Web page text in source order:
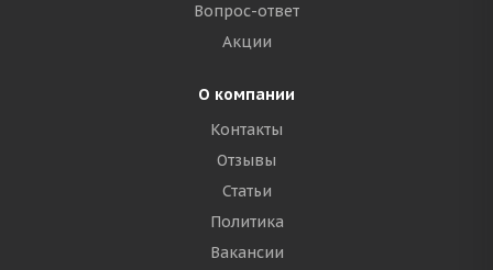
Вопрос-ответ
Акции
О компании
Контакты
Отзывы
Статьи
Политика
Вакансии